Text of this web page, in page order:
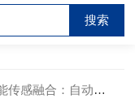
融合：自动化工业开关的创新科技突破